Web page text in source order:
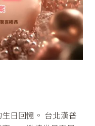
日回憶。 台北漢普